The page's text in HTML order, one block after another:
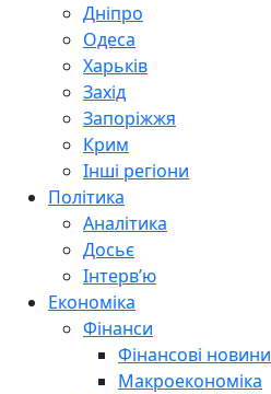
Дніпро
Одеса
Харьків
Захід
Запоріжжя
Крим
Інші регіони
Політика
Аналітика
Досьє
Інтерв’ю
Економіка
Фінанси
Фінансові новини
Макроекономіка